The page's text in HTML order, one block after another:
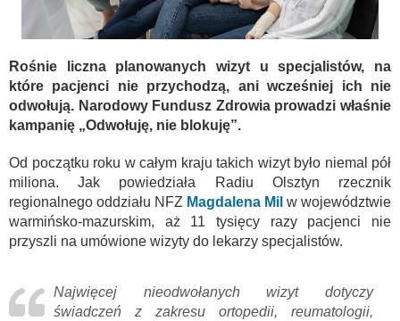
Rośnie liczna planowanych wizyt u specjalistów, na
które pacjenci nie przychodzą, ani wcześniej ich nie
odwołują. Narodowy Fundusz Zdrowia prowadzi właśnie
kampanię „Odwołuję, nie blokuję”.
Od początku roku w całym kraju takich wizyt było niemal pół
miliona. Jak powiedziała Radiu Olsztyn rzecznik
regionalnego oddziału NFZ Magdalena Mil w województwie
warmińsko-mazurskim, aż 11 tysięcy razy pacjenci nie
przyszli na umówione wizyty do lekarzy specjalistów.
Najwięcej nieodwołanych wizyt dotyczy
świadczeń z zakresu ortopedii, reumatologii,